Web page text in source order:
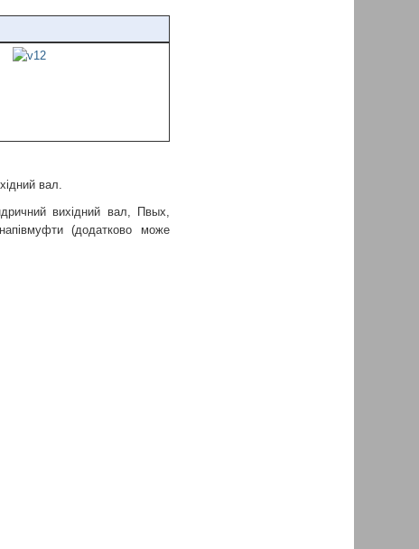
вал.
вихідний вал, Пвых,
(додатково може